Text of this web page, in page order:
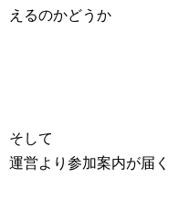
えるのかどうか
そして
運営より参加案内が届く